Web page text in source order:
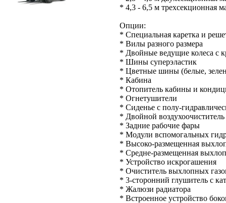
* 4,3 - 6,5 м трехсекционная
Опции:
* Специальная каретка и
* Вилы разного размера
* Двойные ведущие колеса с
* Шины суперэластик
* Цветные шины (белые,
* Кабина
* Отопитель кабины и
* Огнетушители
* Сиденье с полу-
* Двойной
* Задние рабочие фары
* Модули вспомогальных
* Высоко-размещенная
* Средне-размещенная
* Устройство искрогашения
* Очиститель выхлопных
* 3-сторонний глушитель с
* Жалюзи радиатора
* Встроенное устройство